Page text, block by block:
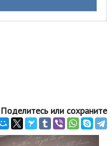
Поделитесь или сохраните